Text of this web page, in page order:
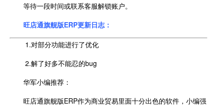
等待一段时间或联系客服解锁账户。
旺店通旗舰版ERP更新日志：
1.对部分功能进行了优化
2.解了好多不能忍的bug
华军小编推荐：
旺店通旗舰版ERP作为商业贸易里面十分出色的软件，小编强